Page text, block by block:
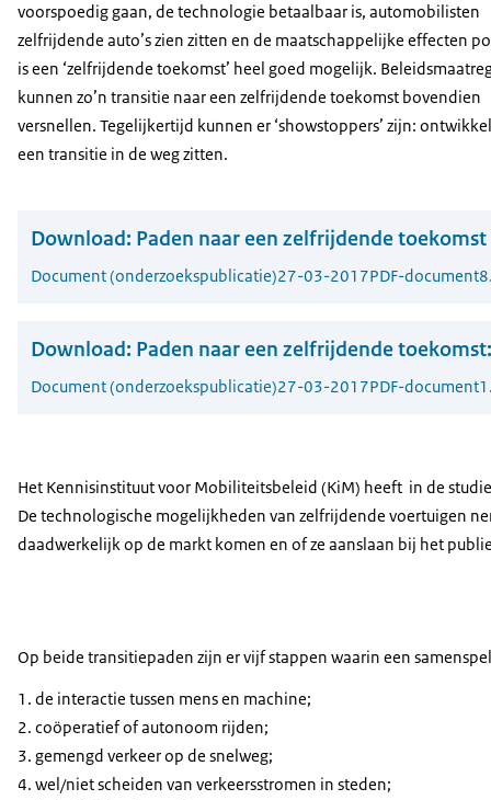
voorspoedig gaan, de technologie betaalbaar is, automobilisten
zelfrijdende auto’s zien zitten en de maatschappelijke effecten
is een ‘zelfrijdende toekomst’ heel goed mogelijk.
kunnen zo’n transitie naar een zelfrijdende toekomst bovendien
versnellen. Tegelijkertijd kunnen er ‘showstoppers’ zijn:
een transitie in de weg zitten.
Download: Paden naar een zelfrijdende toekomst
Document (onderzoekspublicatie)27-03-2017PDF-document
Download: Paden naar een zelfrijdende
Document (onderzoekspublicatie)27-03-2017PDF-document
Het Kennisinstituut voor Mobiliteitsbeleid (KiM) heeft in de
De technologische mogelijkheden van zelfrijdende voertuigen
daadwerkelijk op de markt komen en of ze aanslaan bij het
Op beide transitiepaden zijn er vijf stappen waarin een
de interactie tussen mens en machine;
coöperatief of autonoom rijden;
gemengd verkeer op de snelweg;
wel/niet scheiden van verkeersstromen in steden;